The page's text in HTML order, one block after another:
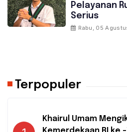
Pelayanan
Serius
Rabu, 05
Terpopuler
Khairul Umam